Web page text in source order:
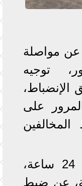
عن مواصلة
توجيه
الإنضباط،
على
وأسفرت الجهود خلال 24 ساعة،
عن ضبط